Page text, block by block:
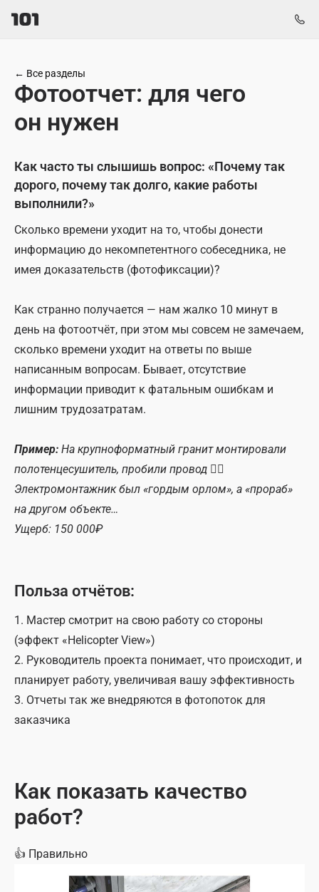
← Все разделы
Фотоотчет: для чего
он нужен
Как часто ты слышишь вопрос: «Почему так
дорого, почему так долго, какие работы
выполнили?»
Сколько времени уходит на то, чтобы донести
информацию до некомпетентного собеседника, не
имея доказательств (фотофиксации)?
Как странно получается — нам жалко 10 минут в
день на фотоотчёт, при этом мы совсем не замечаем,
сколько времени уходит на ответы по выше
написанным вопросам. Бывает, отсутствие
информации приводит к фатальным ошибкам и
лишним трудозатратам.
Пример: На крупноформатный гранит монтировали
полотенцесушитель, пробили провод 🤦‍♂️
Электромонтажник был «гордым орлом», а «прораб»
на другом объекте…
Ущерб: 150 000₽
Польза отчётов:
1. Мастер смотрит на свою работу со стороны
(эффект «Helicopter View»)
2. Руководитель проекта понимает, что происходит, и
планирует работу, увеличивая вашу эффективность
3. Отчеты так же внедряются в фотопоток для
заказчика
Как показать качество
работ?
👍 Правильно